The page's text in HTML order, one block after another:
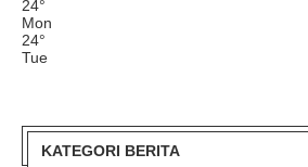
24°
Mon
24°
Tue
KATEGORI BERITA